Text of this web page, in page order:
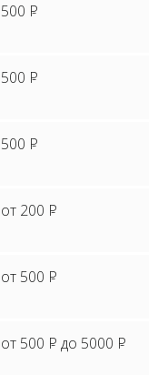
500 P
500 P
500 P
от 200 P
от 500 P
от 500 P до 5000 P